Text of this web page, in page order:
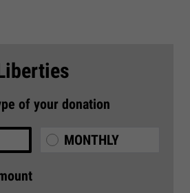
of your donation
MONTHLY